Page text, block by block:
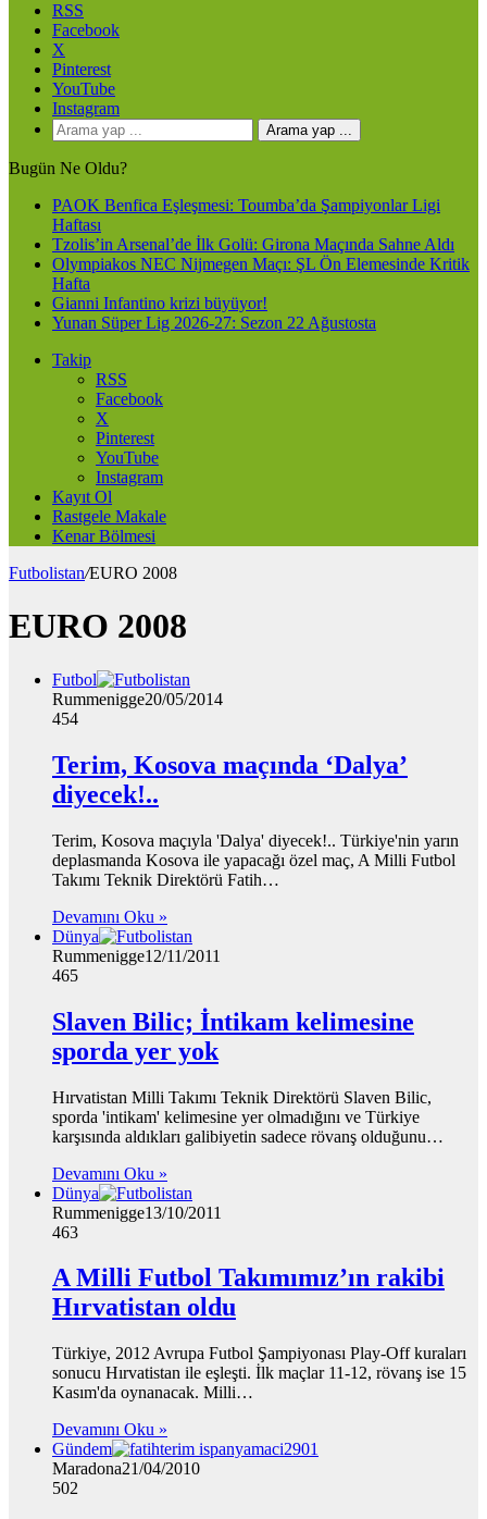
RSS
Facebook
X
Pinterest
YouTube
Instagram
Arama yap ...
Bugün Ne Oldu?
PAOK Benfica Eşleşmesi: Toumba’da Şampiyonlar Ligi
Haftası
Tzolis’in Arsenal’de İlk Golü: Girona Maçında Sahne Aldı
Olympiakos NEC Nijmegen Maçı: ŞL Ön Elemesinde Kritik
Hafta
Gianni Infantino krizi büyüyor!
Yunan Süper Lig 2026-27: Sezon 22 Ağustosta
Takip
RSS
Facebook
X
Pinterest
YouTube
Instagram
Kayıt Ol
Rastgele Makale
Kenar Bölmesi
Futbolistan/EURO 2008
EURO 2008
Futbol
Rummenigge20/05/2014
454
Terim, Kosova maçında ‘Dalya’
diyecek!..
Terim, Kosova maçıyla 'Dalya' diyecek!.. Türkiye'nin yarın
deplasmanda Kosova ile yapacağı özel maç, A Milli Futbol
Takımı Teknik Direktörü Fatih…
Devamını Oku »
Dünya
Rummenigge12/11/2011
465
Slaven Bilic; İntikam kelimesine
sporda yer yok
Hırvatistan Milli Takımı Teknik Direktörü Slaven Bilic,
sporda 'intikam' kelimesine yer olmadığını ve Türkiye
karşısında aldıkları galibiyetin sadece rövanş olduğunu…
Devamını Oku »
Dünya
Rummenigge13/10/2011
463
A Milli Futbol Takımımız’ın rakibi
Hırvatistan oldu
Türkiye, 2012 Avrupa Futbol Şampiyonası Play-Off kuraları
sonucu Hırvatistan ile eşleşti. İlk maçlar 11-12, rövanş ise 15
Kasım'da oynanacak. Milli…
Devamını Oku »
Gündem
Maradona21/04/2010
502